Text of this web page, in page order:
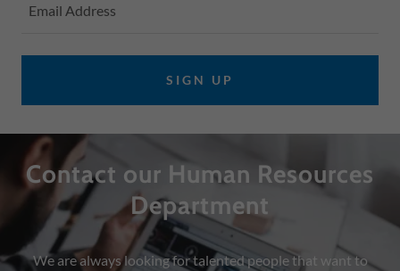
Email Address
SIGN UP
Contact our Human Resources
Department
We are always looking for talented people that want to